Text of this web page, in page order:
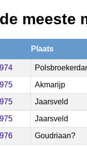
meeste
Plaats
Akmarijp
Jaarsveld
Jaarsveld
Goudriaan?